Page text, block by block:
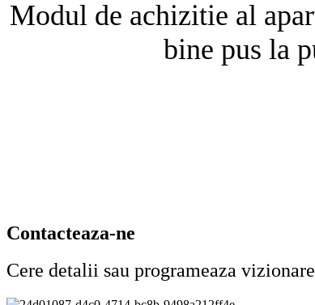
Modul de achizitie al
bine pus la
Contacteaza-ne
Cere detalii sau programeaza